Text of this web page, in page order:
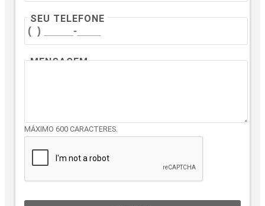
SEU TELEFONE
MENSAGEM
MÁXIMO 600 CARACTERES.